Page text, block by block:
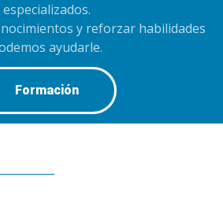
especializados.
y reforzar habilidades
ayudarle.
Formación